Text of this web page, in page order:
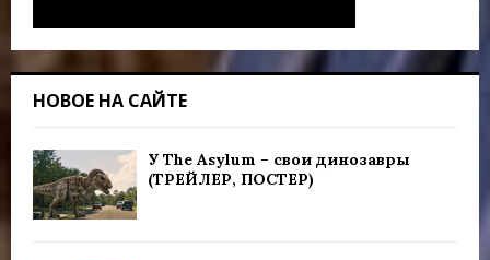
НОВОЕ НА САЙТЕ
У The Asylum – свои динозавры
(ТРЕЙЛЕР, ПОСТЕР)